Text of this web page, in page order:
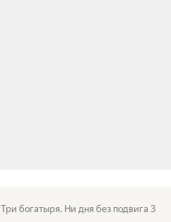
Три богатыря. Ни дня без подвига 3